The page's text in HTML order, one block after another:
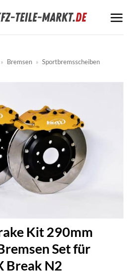
» Bremsen » Sportbremsscheiben
Kit 290mm
Set für
Break N2